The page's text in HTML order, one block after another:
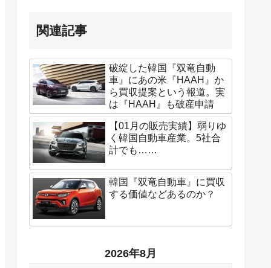
関連記事
破綻した韓国『双竜自動
車』にあの米『HAAH』か
ら買収提案という報道。実
は『HAAH』も破産申請
【01月の販売実績】弱りゆ
く韓国自動車産業。5社合
計でも……
韓国『双竜自動車』に買収
する価値などあるのか？
2026年8月